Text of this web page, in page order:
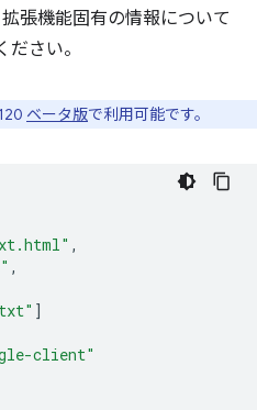
張機能固有の情報について
ださい。
ベータ版で利用可能です。
,
,
]
client"